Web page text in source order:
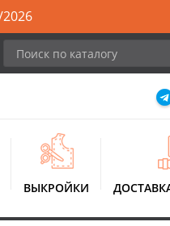
ВЫКРОЙКИ